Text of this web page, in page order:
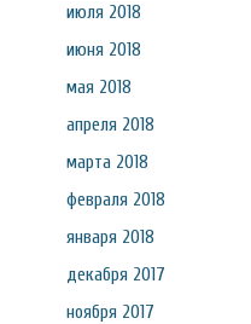
июля 2018
июня 2018
мая 2018
апреля 2018
марта 2018
февраля 2018
января 2018
декабря 2017
ноября 2017